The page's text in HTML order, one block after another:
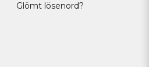
Glömt lösenord?